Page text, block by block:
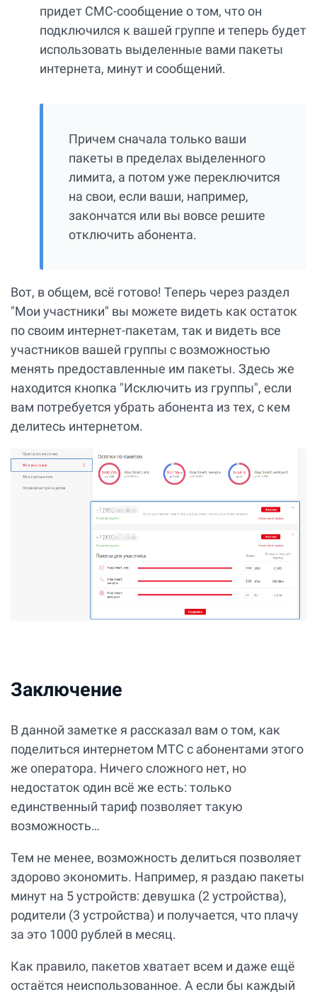
придет СМС-сообщение о том, что он
подключился к вашей группе и теперь будет
использовать выделенные вами пакеты
интернета, минут и сообщений.
Причем сначала только ваши
пакеты в пределах выделенного
лимита, а потом уже переключится
на свои, если ваши, например,
закончатся или вы вовсе решите
отключить абонента.
Вот, в общем, всё готово! Теперь через раздел
"Мои участники" вы можете видеть как остаток
по своим интернет-пакетам, так и видеть все
участников вашей группы с возможностью
менять предоставленные им пакеты. Здесь же
находится кнопка "Исключить из группы", если
вам потребуется убрать абонента из тех, с кем
делитесь интернетом.
Заключение
В данной заметке я рассказал вам о том, как
поделиться интернетом МТС с абонентами этого
же оператора. Ничего сложного нет, но
недостаток один всё же есть: только
единственный тариф позволяет такую
возможность…
Тем не менее, возможность делиться позволяет
здорово экономить. Например, я раздаю пакеты
минут на 5 устройств: девушка (2 устройства),
родители (3 устройства) и получается, что плачу
за это 1000 рублей в месяц.
Как правило, пакетов хватает всем и даже ещё
остаётся неиспользованное. А если бы каждый